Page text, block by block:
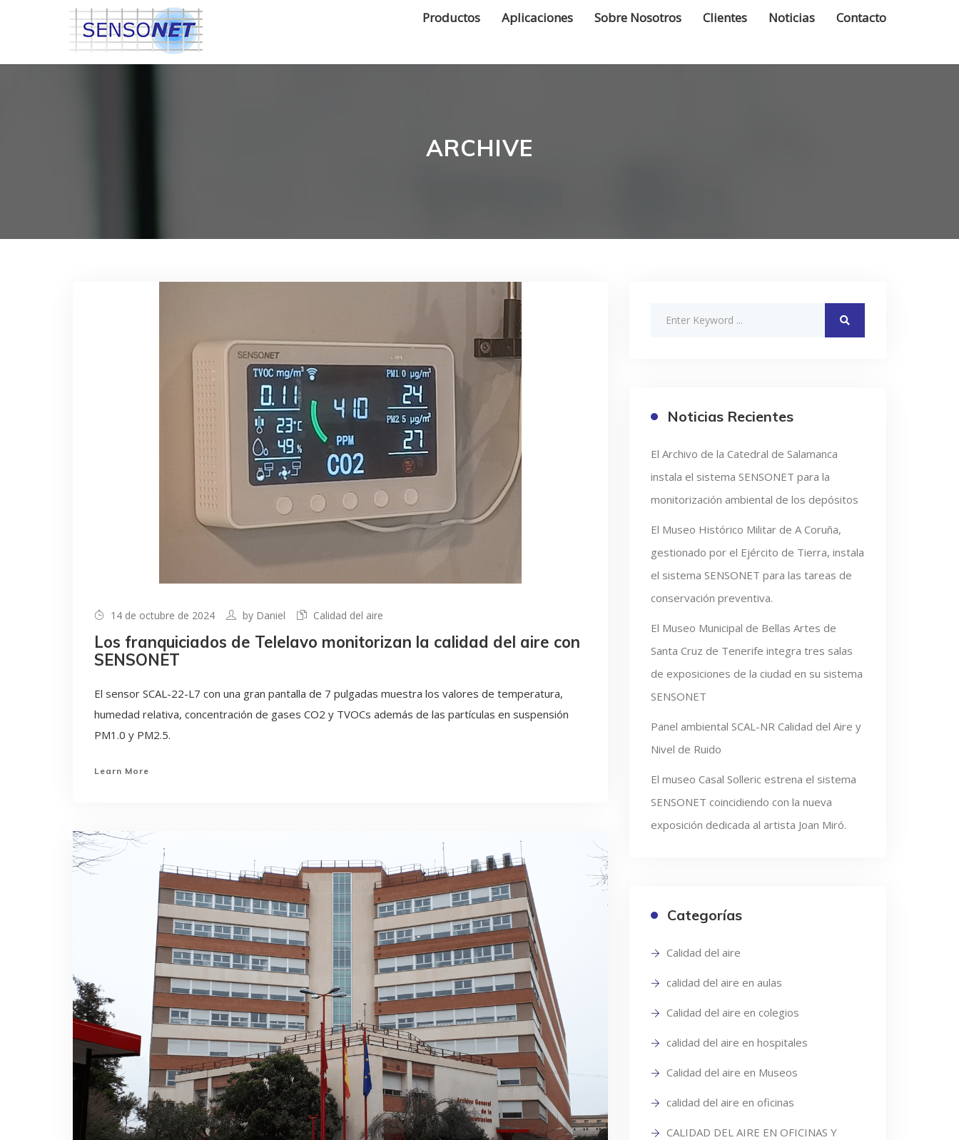
Productos Aplicaciones Sobre Nosotros Clientes Noticias Contacto
ARCHIVE
14 de octubre de 2024 by Daniel Calidad del aire
Los franquiciados de Telelavo monitorizan la calidad del aire con
SENSONET
El sensor SCAL-22-L7 con una gran pantalla de 7 pulgadas muestra los valores de temperatura,
humedad relativa, concentración de gases CO2 y TVOCs además de las partículas en suspensión
PM1.0 y PM2.5.
Learn More
Noticias Recientes
El Archivo de la Catedral de Salamanca
instala el sistema SENSONET para la
monitorización ambiental de los depósitos
El Museo Histórico Militar de A Coruña,
gestionado por el Ejército de Tierra, instala
el sistema SENSONET para las tareas de
conservación preventiva.
El Museo Municipal de Bellas Artes de
Santa Cruz de Tenerife integra tres salas
de exposiciones de la ciudad en su sistema
SENSONET
Panel ambiental SCAL-NR Calidad del Aire y
Nivel de Ruido
El museo Casal Solleric estrena el sistema
SENSONET coincidiendo con la nueva
exposición dedicada al artista Joan Miró.
Categorías
Calidad del aire
calidad del aire en aulas
Calidad del aire en colegios
calidad del aire en hospitales
Calidad del aire en Museos
calidad del aire en oficinas
CALIDAD DEL AIRE EN OFICINAS Y